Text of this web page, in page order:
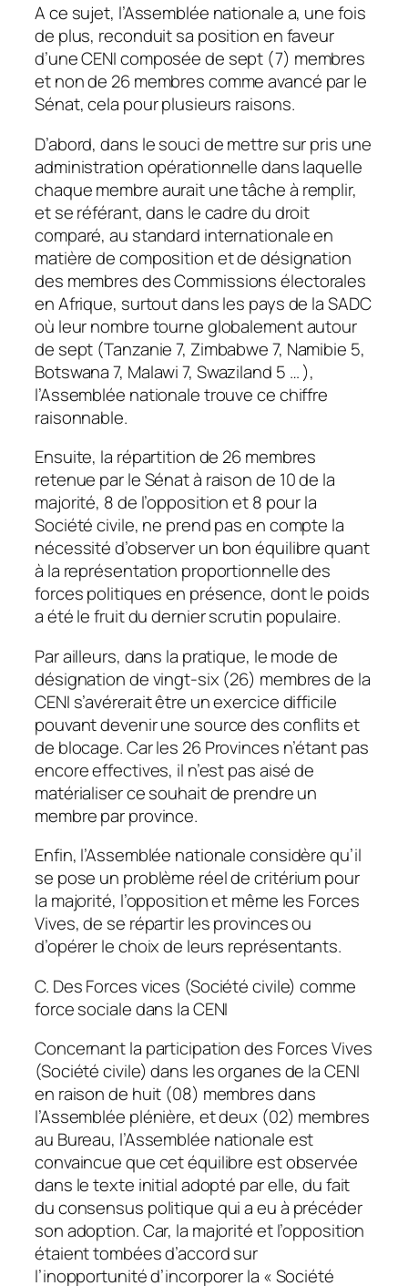
A ce sujet, l’Assemblée nationale a, une fois
de plus, reconduit sa position en faveur
d’une CENI composée de sept (7) membres
et non de 26 membres comme avancé par le
Sénat, cela pour plusieurs raisons.
D’abord, dans le souci de mettre sur pris une
administration opérationnelle dans laquelle
chaque membre aurait une tâche à remplir,
et se référant, dans le cadre du droit
comparé, au standard internationale en
matière de composition et de désignation
des membres des Commissions électorales
en Afrique, surtout dans les pays de la SADC
où leur nombre tourne globalement autour
de sept (Tanzanie 7, Zimbabwe 7, Namibie 5,
Botswana 7, Malawi 7, Swaziland 5 … ),
l’Assemblée nationale trouve ce chiffre
raisonnable.
Ensuite, la répartition de 26 membres
retenue par le Sénat à raison de 10 de la
majorité, 8 de l’opposition et 8 pour la
Société civile, ne prend pas en compte la
nécessité d’observer un bon équilibre quant
à la représentation proportionnelle des
forces politiques en présence, dont le poids
a été le fruit du dernier scrutin populaire.
Par ailleurs, dans la pratique, le mode de
désignation de vingt-six (26) membres de la
CENI s’avérerait être un exercice difficile
pouvant devenir une source des conflits et
de blocage. Car les 26 Provinces n’étant pas
encore effectives, il n’est pas aisé de
matérialiser ce souhait de prendre un
membre par province.
Enfin, l’Assemblée nationale considère qu’il
se pose un problème réel de critérium pour
la majorité, l’opposition et même les Forces
Vives, de se répartir les provinces ou
d’opérer le choix de leurs représentants.
C. Des Forces vices (Société civile) comme
force sociale dans la CENI
Concernant la participation des Forces Vives
(Société civile) dans les organes de la CENI
en raison de huit (08) membres dans
l’Assemblée plénière, et deux (02) membres
au Bureau, l’Assemblée nationale est
convaincue que cet équilibre est observée
dans le texte initial adopté par elle, du fait
du consensus politique qui a eu à précéder
son adoption. Car, la majorité et l’opposition
étaient tombées d’accord sur
l’inopportunité d’incorporer la « Société